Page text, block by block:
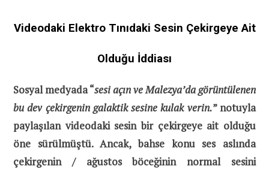
Videodaki Elektro Tınıdaki Sesin Çekirgeye Ait
Olduğu İddiası
Sosyal medyada “sesi açın ve Malezya’da görüntülenen
bu dev çekirgenin galaktik sesine kulak verin.” notuyla
paylaşılan videodaki sesin bir çekirgeye ait olduğu
öne sürülmüştü. Ancak, bahse konu ses aslında
çekirgenin / ağustos böceğinin normal sesini